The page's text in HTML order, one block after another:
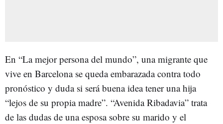
En “La mejor persona del mundo”, una migrante que
vive en Barcelona se queda embarazada contra todo
pronóstico y duda si será buena idea tener una hija
“lejos de su propia madre”. “Avenida Ribadavia” trata
de las dudas de una esposa sobre su marido y el